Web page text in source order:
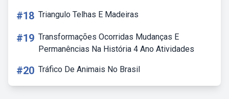
#18 Triangulo Telhas E Madeiras
#19 Transformações Ocorridas Mudanças E
Permanências Na História 4 Ano Atividades
#20 Tráfico De Animais No Brasil